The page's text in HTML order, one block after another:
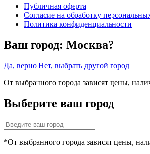
Публичная оферта
Согласие на обработку
Политика конфиденциальности
Ваш город: Москва?
Да, верно Нет, выбрать другой город
От выбранного города зависят цены,
Выберите ваш город
*От выбранного города зависят цены,